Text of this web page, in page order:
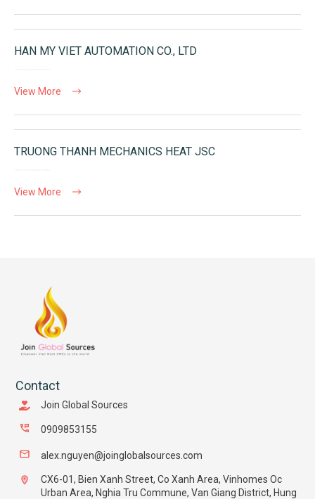
HAN MY VIET AUTOMATION CO., LTD
View More
TRUONG THANH MECHANICS HEAT JSC
View More
Contact
Join Global Sources
0909853155
alex.nguyen@joinglobalsources.com
CX6-01, Bien Xanh Street, Co Xanh Area, Vinhomes Oc
Urban Area, Nghia Tru Commune, Van Giang District, Hung